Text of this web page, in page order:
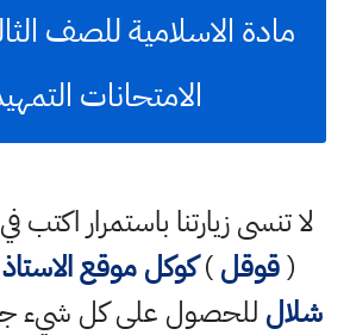
مادة الاسلامية للصف
الامتحانات
لا تنسى زيارتنا باستمرار
(قوقل)كوكلموقع
شلال للحصول على كل شيء